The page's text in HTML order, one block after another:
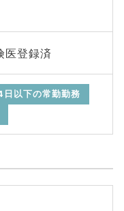
医登録済
日以下の常勤勤務